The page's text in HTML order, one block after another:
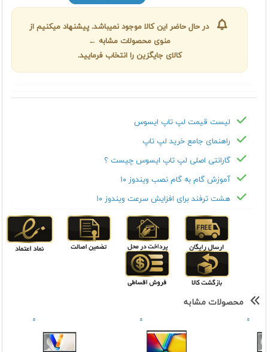
در حال حاضر این کالا موجود نمیباشد. پیشنهاد میکنیم از
منوی محصولات مشابه ←
کالای جایگزین را انتخاب فرمایید.
لیست قیمت لپ تاپ ایسوس
راهنمای جامع خرید لپ تاپ
گارانتی اصلی لپ تاپ ایسوس چیست ؟
آموزش گام به گام نصب ویندوز ۱۰
هشت ترفند برای افزایش سرعت ویندوز ۱۰
محصولات مشابه